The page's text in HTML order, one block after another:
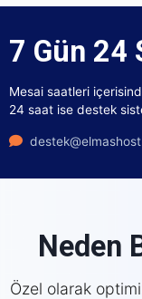
7 Gün 24
Mesai saatleri
24 saat ise destek
Neden
Özel olarak